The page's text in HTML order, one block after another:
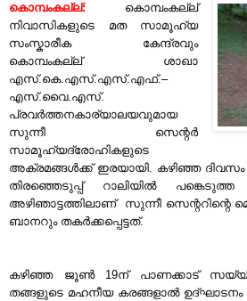
കൊമ്പംകല്ല്: കൊമ്പംകല്ല്
നിവാസികളുടെ മത സാമൂഹ്യ
സംസ്കാരീക കേന്ദ്രവും
കൊമ്പംകല്ല് ശാഖാ
എസ്.കെ.എസ്.എസ്.എഫ്.–
എസ്.വൈ.എസ്.
പ്രവര്‍ത്തനകാര്യാലയവുമായ
സുന്നീ സെന്റര്‍
സാമൂഹ്യദ്രോഹികളുടെ
അക്രമങ്ങള്‍ക്ക് ഇരയായി. കഴിഞ്ഞ
തിരഞ്ഞെടുപ്പ് റാലിയില്‍
അഴിഞാട്ടത്തിലാണ് സുന്നീ
ബാനറും തകര്‍ക്കപ്പെട്ടത്.
കഴിഞ്ഞ ജൂണ്‍ 19ന് പാണക്കാട്
തങ്ങളുടെ മഹനീയ കരങ്ങളാല്‍ ഉദ്ഘാടനം